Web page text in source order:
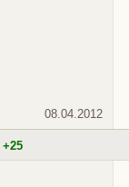
08.04.2012
+25